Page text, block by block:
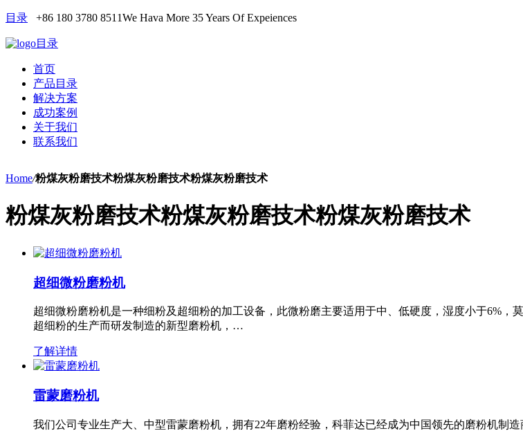
目录 +86 180 3780 8511We Hava More 35 Years Of Expeiences
目录
首页
产品目录
解决方案
成功案例
关于我们
联系我们
Home/粉煤灰粉磨技术粉煤灰粉磨技术粉煤灰粉磨技术
粉煤灰粉磨技术粉煤灰粉磨技术粉煤灰粉磨技术
超细微粉磨粉机
超细微粉磨粉机是一种细粉及超细粉的加工设备，此微粉磨主要适用于中、低硬度，湿度小于6%
超细粉的生产而研发制造的新型磨粉机，…
了解详情
雷蒙磨粉机
我们公司专业生产大、中型雷蒙磨粉机，拥有22年磨粉经验，科菲达已经成为中国领先的磨粉机制